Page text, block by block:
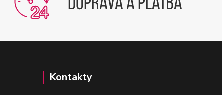
Kontakty